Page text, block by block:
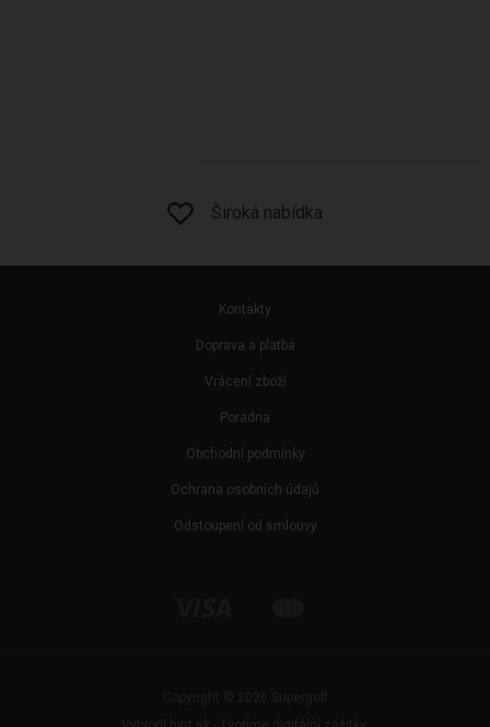
Doručení zdarma nad 1200 Kč
Kontakty
Doprava a platba
Vrácení zboží
Poradna
Obchodní podmínky
Ochrana osobních údajů
Odstoupení od smlouvy